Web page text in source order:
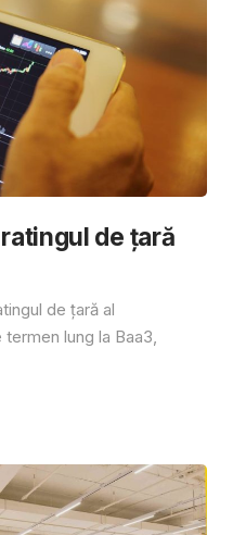
de țară
de țară al
lung la Baa3,